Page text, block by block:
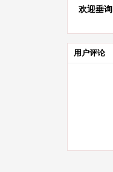
欢迎垂询
用户评论